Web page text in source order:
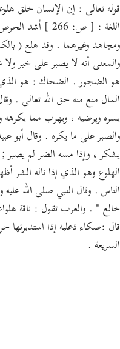
قوله تعالى : إن الإنسان خلق
اللغة : [ ص: 266
ومجاهد وغيرهما . وقد هلع (
والمعنى أنه لا يصبر على خير
هو الضجور . الضحاك : هو
المال منع منه حق الله تعالى .
يسره ويرضيه ، ويهرب مما يكرهه
والصبر على ما يكره . وقال أبو
يشكر ، وإذا مسه الضر لم يصبر
الهلوع وهو الذي إذا ناله الشر
الناس . وقال النبي صلى الله
خالع " . والعرب تقول : ناقة
قال :صكاء ذعلبة إذا استدبرتها
السريعة .